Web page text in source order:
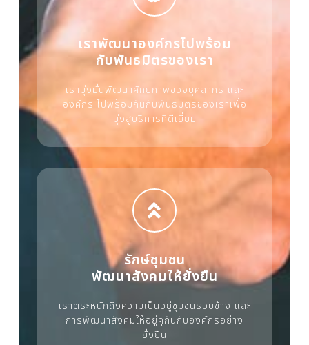
เราพัฒนาองค์กรไปพร้อม
กับพันธมิตรของเรา
เรามุ่งมั่นพัฒนาศักยภาพของบุคลากร และ
องค์กร ไปพร้อมกันกับพันธมิตรของเราเพื่อ
มุ่งสู่บริการที่ดีเยี่ยม
รักษ์ชุมชน
พัฒนาสังคมให้ยั่งยืน
เราตระหนักถึงความเป็นอยู่ชุมชนรอบข้าง และ
การพัฒนาสังคมให้อยู่คู่กันกับองค์กรอย่าง
ยั่งยืน